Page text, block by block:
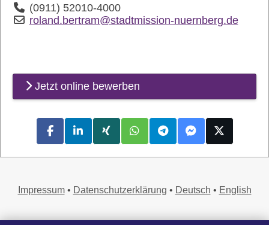
(0911) 52010-4000
roland.bertram@stadtmission-nuernberg.de
Jetzt online bewerben
Impressum • Datenschutzerklärung • Deutsch • English